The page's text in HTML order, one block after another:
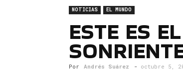
NOTICIAS EL MUNDO
ESTE ES
Por Andrés Suárez - octubre 5,